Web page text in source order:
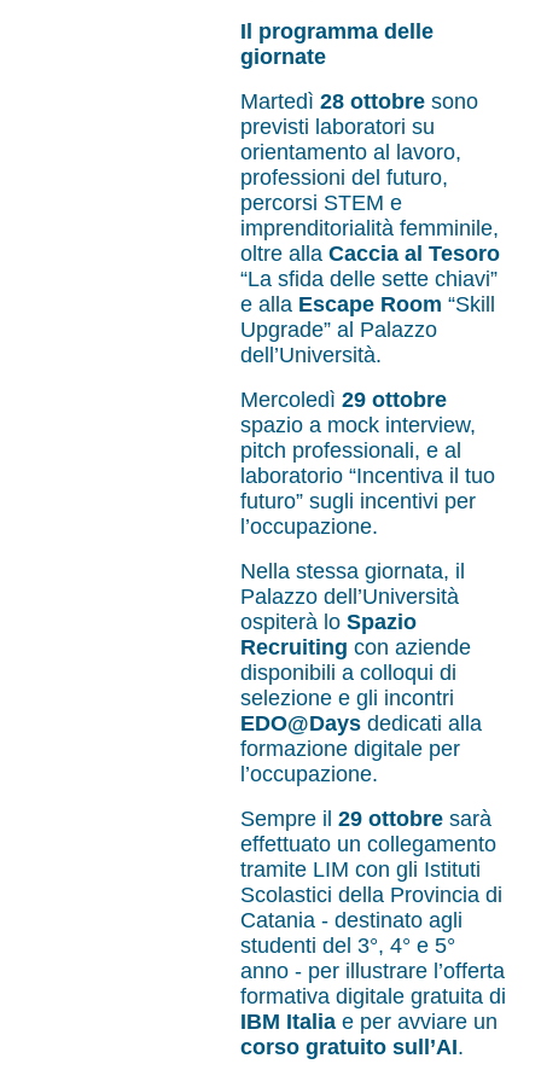
Il programma delle
giornate
Martedì 28 ottobre sono
previsti laboratori su
orientamento al lavoro,
professioni del futuro,
percorsi STEM e
imprenditorialità femminile,
oltre alla Caccia al Tesoro
“La sfida delle sette chiavi”
e alla Escape Room “Skill
Upgrade” al Palazzo
dell’Università.
Mercoledì 29 ottobre
spazio a mock interview,
pitch professionali, e al
laboratorio “Incentiva il tuo
futuro” sugli incentivi per
l’occupazione.
Nella stessa giornata, il
Palazzo dell’Università
ospiterà lo Spazio
Recruiting con aziende
disponibili a colloqui di
selezione e gli incontri
EDO@Days dedicati alla
formazione digitale per
l’occupazione.
Sempre il 29 ottobre sarà
effettuato un collegamento
tramite LIM con gli Istituti
Scolastici della Provincia di
Catania - destinato agli
studenti del 3°, 4° e 5°
anno - per illustrare l’offerta
formativa digitale gratuita di
IBM Italia e per avviare un
corso gratuito sull’AI.